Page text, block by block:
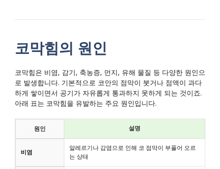
코막힘의 원인
코막힘은 비염, 감기, 축농증, 먼지, 유해 물질 등 다양한 원인으
로 발생합니다. 기본적으로 코안의 점막이 붓거나 점액이 과다
하게 쌓이면서 공기가 자유롭게 통과하지 못하게 되는 것이죠.
아래 표는 코막힘을 유발하는 주요 원인입니다.
원인 설명
비염
알레르기나 감염으로 인해 코 점막이 부풀어 오르
는 상태